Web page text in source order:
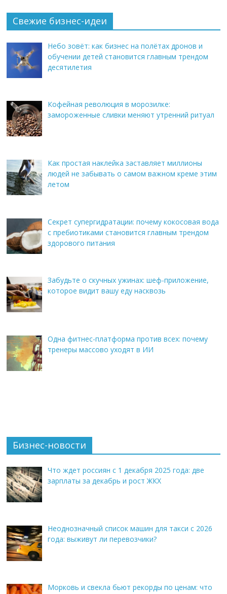
Свежие бизнес-идеи
Небо зовёт: как бизнес на полётах дронов и
обучении детей становится главным трендом
десятилетия
Кофейная революция в морозилке:
замороженные сливки меняют утренний ритуал
Как простая наклейка заставляет миллионы
людей не забывать о самом важном креме этим
летом
Секрет супергидратации: почему кокосовая вода
с пребиотиками становится главным трендом
здорового питания
Забудьте о скучных ужинах: шеф-приложение,
которое видит вашу еду насквозь
Одна фитнес-платформа против всех: почему
тренеры массово уходят в ИИ
Бизнес-новости
Что ждет россиян с 1 декабря 2025 года: две
зарплаты за декабрь и рост ЖКХ
Неоднозначный список машин для такси с 2026
года: выживут ли перевозчики?
Морковь и свекла бьют рекорды по ценам: что